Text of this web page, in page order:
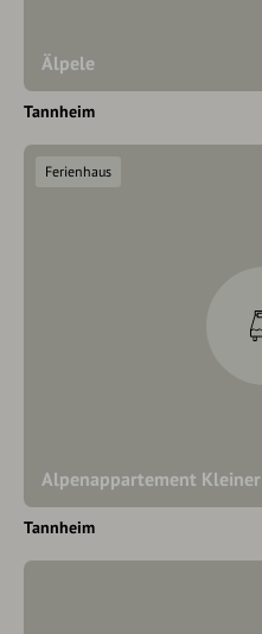
Älpele
Tannheim
Alpenappartement Kleiner
Ferienhaus
Tannheim